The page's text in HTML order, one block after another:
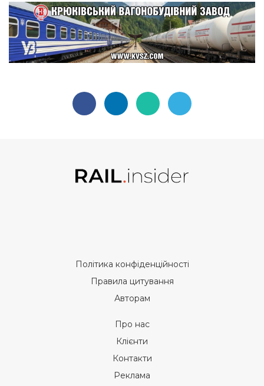
Політика конфіденційності
Правила цитування
Авторам
Про нас
Клієнти
Контакти
Реклама